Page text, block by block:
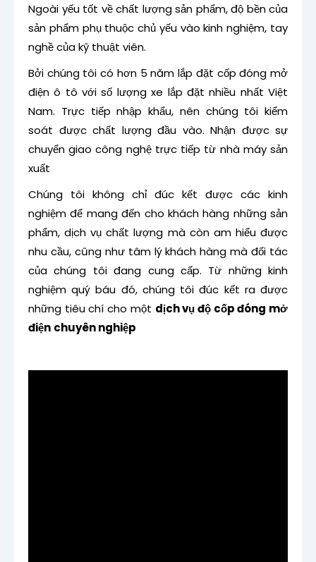
Ngoài yếu tốt về chất lượng sản phẩm, độ bền của
sản phẩm phụ thuộc chủ yếu vào kinh nghiệm, tay
nghề của kỹ thuật viên.
Bởi chúng tôi có hơn 5 năm lắp đặt cốp đóng mở
điện ô tô với số lượng xe lắp đặt nhiều nhất Việt
Nam. Trực tiếp nhập khẩu, nên chúng tôi kiểm
soát được chất lượng đầu vào. Nhận được sự
chuyển giao công nghệ trực tiếp từ nhà máy sản
xuất
Chúng tôi không chỉ đúc kết được các kinh
nghiệm để mang đến cho khách hàng những sản
phẩm, dịch vụ chất lượng mà còn am hiểu được
nhu cầu, cũng như tâm lý khách hàng mà đối tác
của chúng tôi đang cung cấp. Từ những kinh
nghiệm quý báu đó, chúng tôi đúc kết ra được
những tiêu chí cho một dịch vụ độ cốp đóng mở
điện chuyên nghiệp